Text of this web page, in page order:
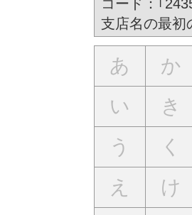
コード：｢
支店名の最初
あ か
い
き
う
く
え
け